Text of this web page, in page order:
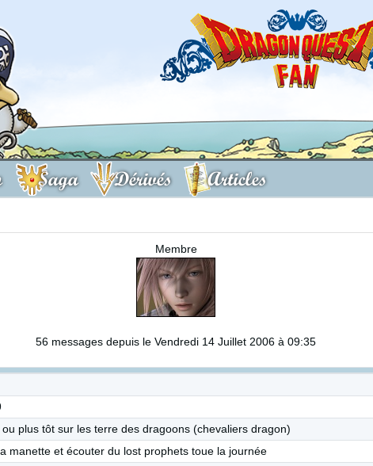
Saga Dérivés Articles
Membre
56 messages depuis le Vendredi 14 Juillet 2006 à 09:35
ou plus tôt sur les terre des dragoons (chevaliers dragon)
manette et écouter du lost prophets toue la journée